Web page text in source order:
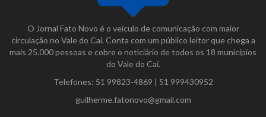
O Jornal Fato Novo é o veículo de comunicação com maior
circulação no Vale do Caí. Conta com um público leitor que chega a
mais 25.000 pessoas e cobre o noticiário de todos os 18 municípios
do Vale do Caí.
Telefones: 51 99823-4869 | 51 999430952
guilherme.fatonovo@gmail.com